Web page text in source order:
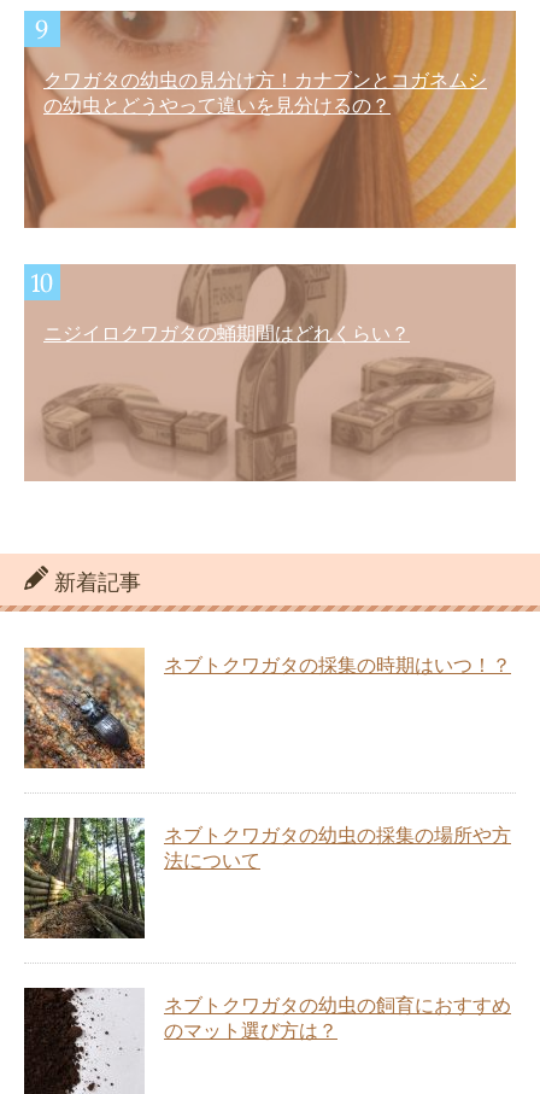
クワガタの幼虫の見分け方！カナブンとコガネムシ
の幼虫とどうやって違いを見分けるの？
ニジイロクワガタの蛹期間はどれくらい？
新着記事
ネブトクワガタの採集の時期はいつ！？
ネブトクワガタの幼虫の採集の場所や方
法について
ネブトクワガタの幼虫の飼育におすすめ
のマット選び方は？